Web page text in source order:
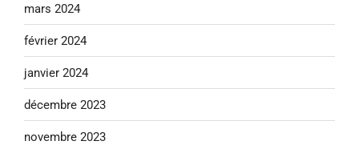
mars 2024
février 2024
janvier 2024
décembre 2023
novembre 2023